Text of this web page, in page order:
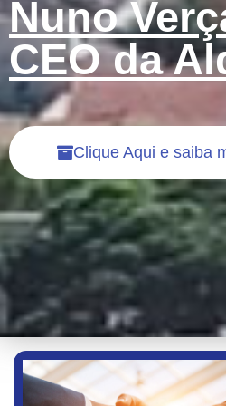
Nuno
CEO da
Clique Aqui e saiba